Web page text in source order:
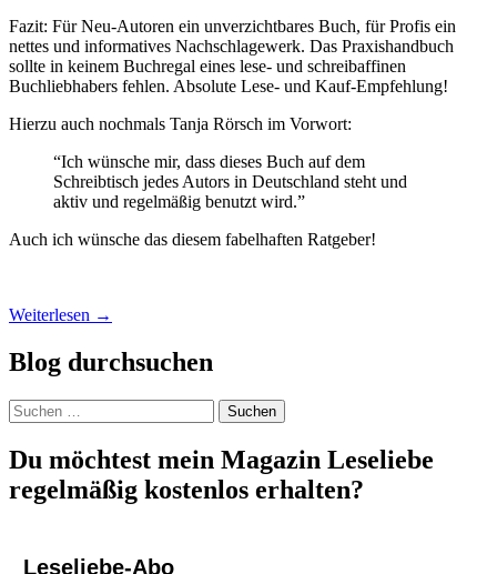
Fazit: Für Neu-Autoren ein unverzichtbares Buch, für Profis ein
nettes und informatives Nachschlagewerk. Das Praxishandbuch
sollte in keinem Buchregal eines lese- und schreibaffinen
Buchliebhabers fehlen. Absolute Lese- und Kauf-Empfehlung!
Hierzu auch nochmals Tanja Rörsch im Vorwort:
“Ich wünsche mir, dass dieses Buch auf dem
Schreibtisch jedes Autors in Deutschland steht und
aktiv und regelmäßig benutzt wird.”
Auch ich wünsche das diesem fabelhaften Ratgeber!
Weiterlesen →
Blog durchsuchen
Suchen
nach:
Du möchtest mein Magazin Leseliebe
regelmäßig kostenlos erhalten?
Leseliebe-Abo